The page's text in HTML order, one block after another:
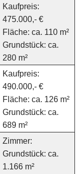
Kaufpreis:
475.000,- €
Fläche: ca. 110 m²
Grundstück: ca.
280 m²
Kaufpreis:
490.000,- €
Fläche: ca. 126 m²
Grundstück: ca.
689 m²
Zimmer:
Grundstück: ca.
1.166 m²